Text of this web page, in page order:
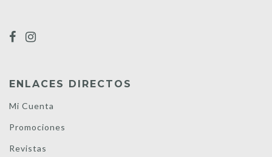
ENLACES DIRECTOS
Mi Cuenta
Promociones
Revistas